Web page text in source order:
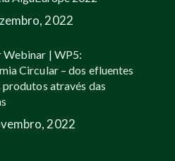
2022
Webinar | WP5:
Circular – dos efluentes
produtos através das
2022